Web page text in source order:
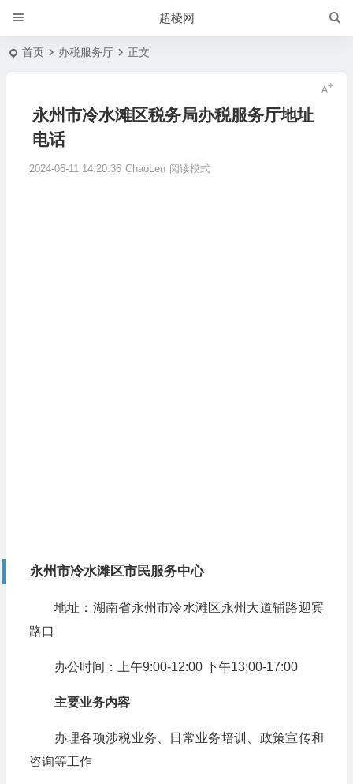
超棱网
首页 办税服务厅 正文
永州市冷水滩区税务局办税服务厅地址
电话
2024-06-11 14:20:36 ChaoLen 阅读模式
永州市冷水滩区市民服务中心
地址：湖南省永州市冷水滩区永州大道辅路迎宾
路口
办公时间：上午9:00-12:00 下午13:00-17:00
主要业务内容
办理各项涉税业务、日常业务培训、政策宣传和
咨询等工作